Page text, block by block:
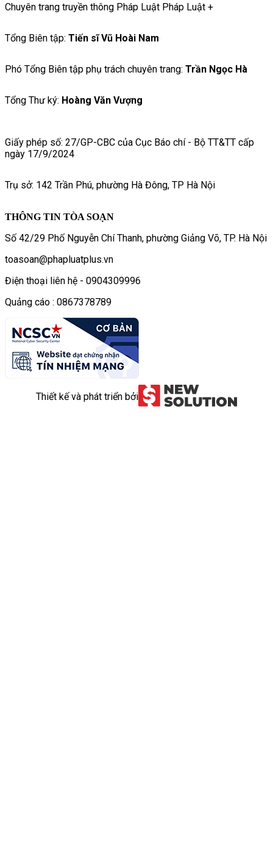
Chuyên trang truyền thông Pháp Luật Pháp Luật +
Tổng Biên tập: Tiến sĩ Vũ Hoài Nam
Phó Tổng Biên tập phụ trách chuyên trang: Trần Ngọc Hà
Tổng Thư ký: Hoàng Văn Vượng
Giấy phép số: 27/GP-CBC của Cục Báo chí - Bộ TT&TT cấp
ngày 17/9/2024
Trụ sở: 142 Trần Phú, phường Hà Đông, TP Hà Nội
THÔNG TIN TÒA SOẠN
Số 42/29 Phố Nguyễn Chí Thanh, phường Giảng Võ, TP. Hà Nội
toasoan@phapluatplus.vn
Điện thoại liên hệ - 0904309996
Quảng cáo : 0867378789
Thiết kế và phát triển bởi